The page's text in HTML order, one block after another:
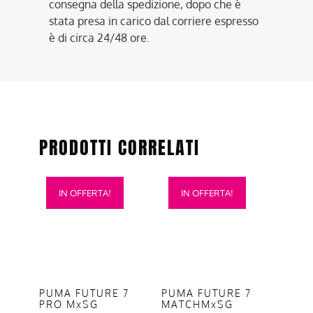
consegna della spedizione, dopo che è
stata presa in carico dal corriere espresso
è di circa 24/48 ore.
PRODOTTI CORRELATI
IN OFFERTA!
PUMA FUTURE 7
PRO MxSG
Questo
prodotto
opzioni
possono
IN OFFERTA!
PUMA FUTURE 7
MATCHMxSG
Questo
prodotto
opzioni
possono